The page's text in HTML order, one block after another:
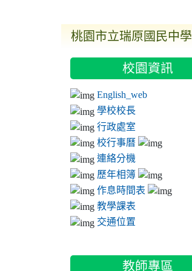
桃園市立瑞原國民中學
::: 校園資訊
English_web
學校校長
行政處室
校行事曆
連絡分機
歷年相簿
作息時間表
教學課表
交通位置
教師專區